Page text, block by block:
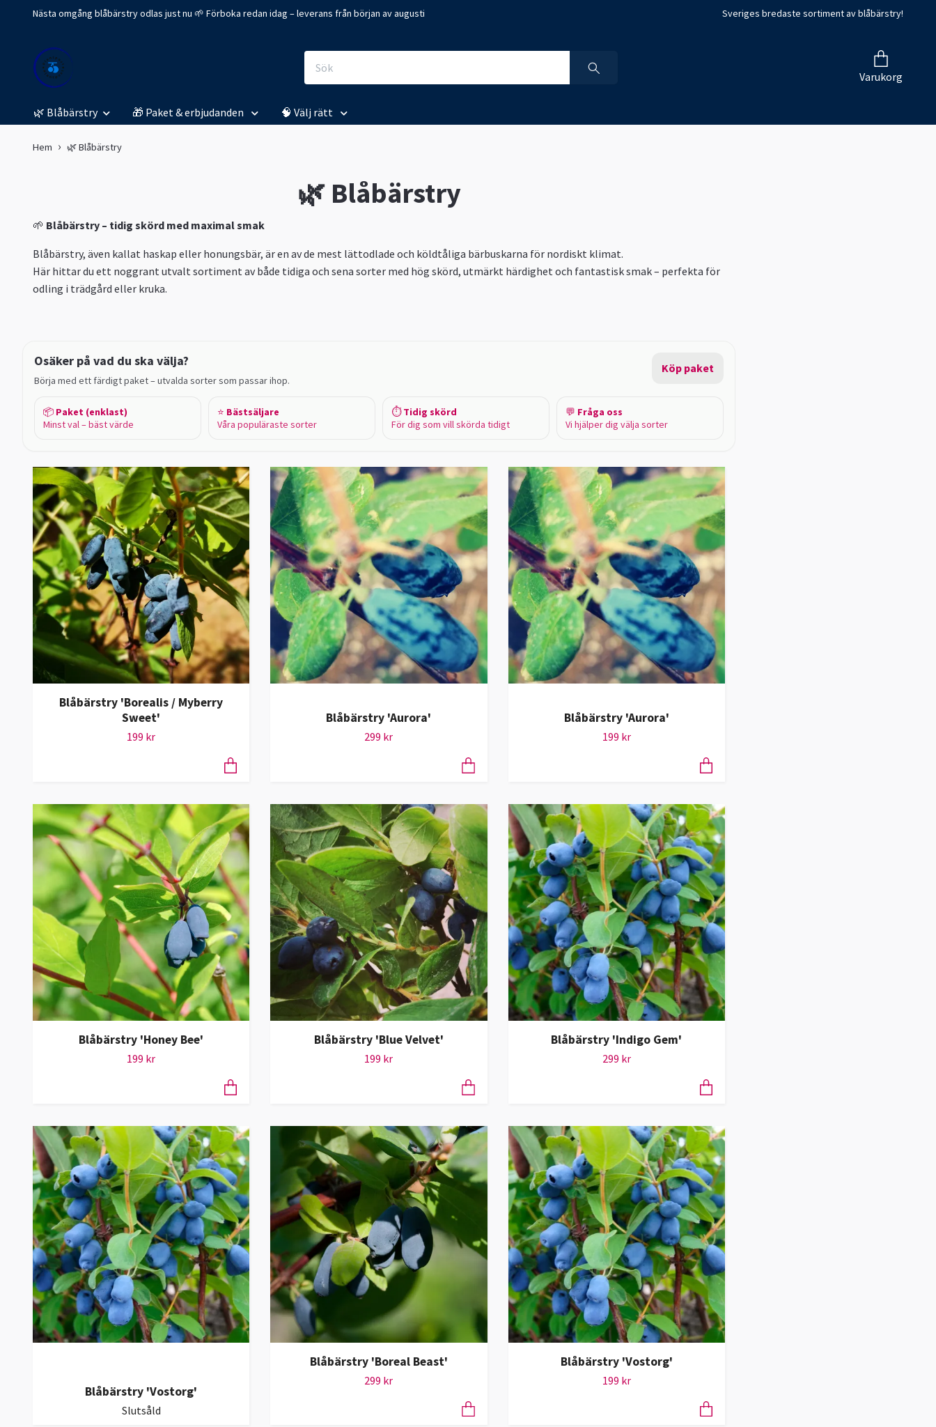
Nästa omgång blåbärstry odlas just nu 🌱 Förboka redan idag – leverans från början av augusti Sveriges bredaste sortiment av blåbärstry!
Varukorg
🌿 Blåbärstry 🎁 Paket & erbjudanden 🧠 Välj rätt
Hem 🌿 Blåbärstry
🌿 Blåbärstry
🌱 Blåbärstry – tidig skörd med maximal smak
Blåbärstry, även kallat haskap eller honungsbär, är en av de mest lättodlade och köldtåliga bärbuskarna för nordiskt klimat.
Här hittar du ett noggrant utvalt sortiment av både tidiga och sena sorter med hög skörd, utmärkt härdighet och fantastisk smak – perfekta för
odling i trädgård eller kruka.
Osäker på vad du ska välja?
Börja med ett färdigt paket – utvalda sorter som passar ihop.
Köp paket
📦 Paket (enklast)
Minst val – bäst värde
⭐ Bästsäljare
Våra populäraste sorter
⏱️Tidig skörd
För dig som vill skörda tidigt
💬 Fråga oss
Vi hjälper dig välja sorter
Blåbärstry 'Borealis / Myberry
Sweet'
199 kr
Blåbärstry 'Aurora'
299 kr
Blåbärstry 'Aurora'
199 kr
Blåbärstry 'Honey Bee'
199 kr
Blåbärstry 'Blue Velvet'
199 kr
Blåbärstry 'Indigo Gem'
299 kr
Blåbärstry 'Vostorg'
Slutsåld
Blåbärstry 'Boreal Beast'
299 kr
Blåbärstry 'Vostorg'
199 kr